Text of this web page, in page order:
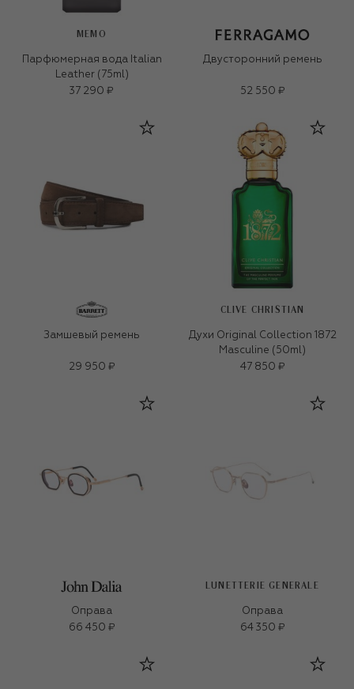
MEMO
Парфюмерная вода Italian
Leather (75ml)
37 290 ₽
Двусторонний ремень
52 550 ₽
Замшевый ремень
29 950 ₽
CLIVE CHRISTIAN
Духи Original Collection 1872
Masculine (50ml)
47 850 ₽
Оправа
66 450 ₽
LUNETTERIE GENERALE
Оправа
64 350 ₽